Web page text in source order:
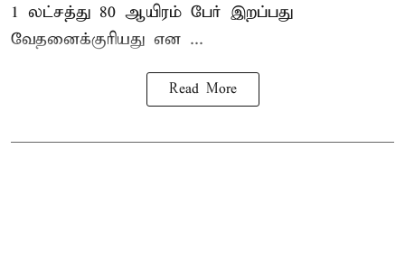
1 லட்சத்து 80 ஆயிரம் பேர் இறப்பது
வேதனைக்குரியது என ...
Read More